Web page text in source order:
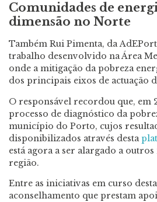
Comunidades de
dimensão no Norte
Também Rui Pimenta, da
trabalho desenvolvido na Área
onde a mitigação da pobreza
dos principais eixos de actuação
O responsável recordou que, em
processo de diagnóstico da
município do Porto, cujos
disponibilizados através desta
está agora a ser alargado a
região.
Entre as iniciativas em curso
aconselhamento que prestam